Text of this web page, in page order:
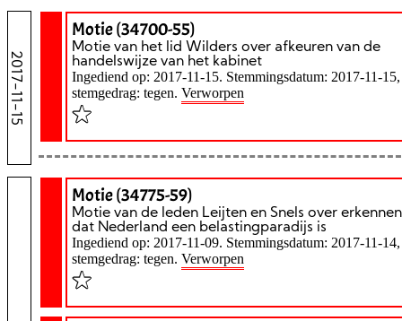
2017-11-15
Motie (34700-55)
Motie van het lid Wilders over afkeuren van de
handelswijze van het kabinet
Ingediend op: 2017-11-15. Stemmingsdatum: 2017-11-15,
stemgedrag: tegen. Verworpen
Motie (34775-59)
Motie van de leden Leijten en Snels over erkennen
dat Nederland een belastingparadijs is
Ingediend op: 2017-11-09. Stemmingsdatum: 2017-11-14,
stemgedrag: tegen. Verworpen